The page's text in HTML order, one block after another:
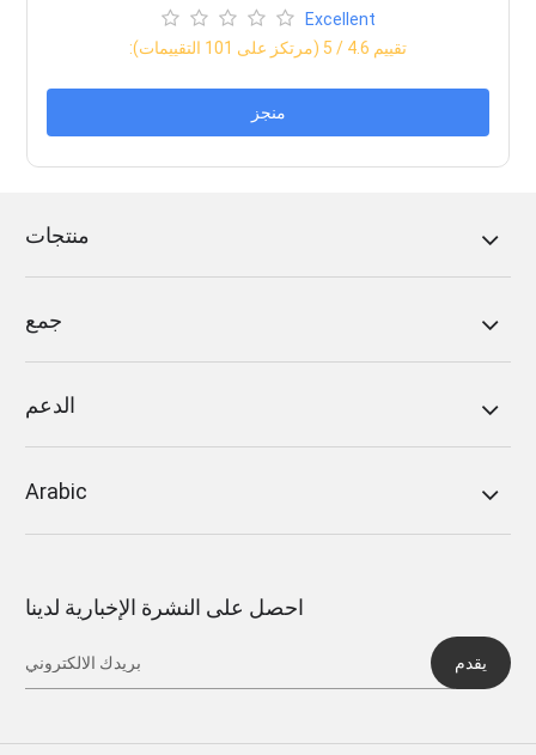
Excellent
:تقييم 4.6 / 5 (مرتكز على 101 التقييمات)
منجز
منتجات
جمع
الدعم
Arabic
احصل على النشرة الإخبارية لدينا
يقدم